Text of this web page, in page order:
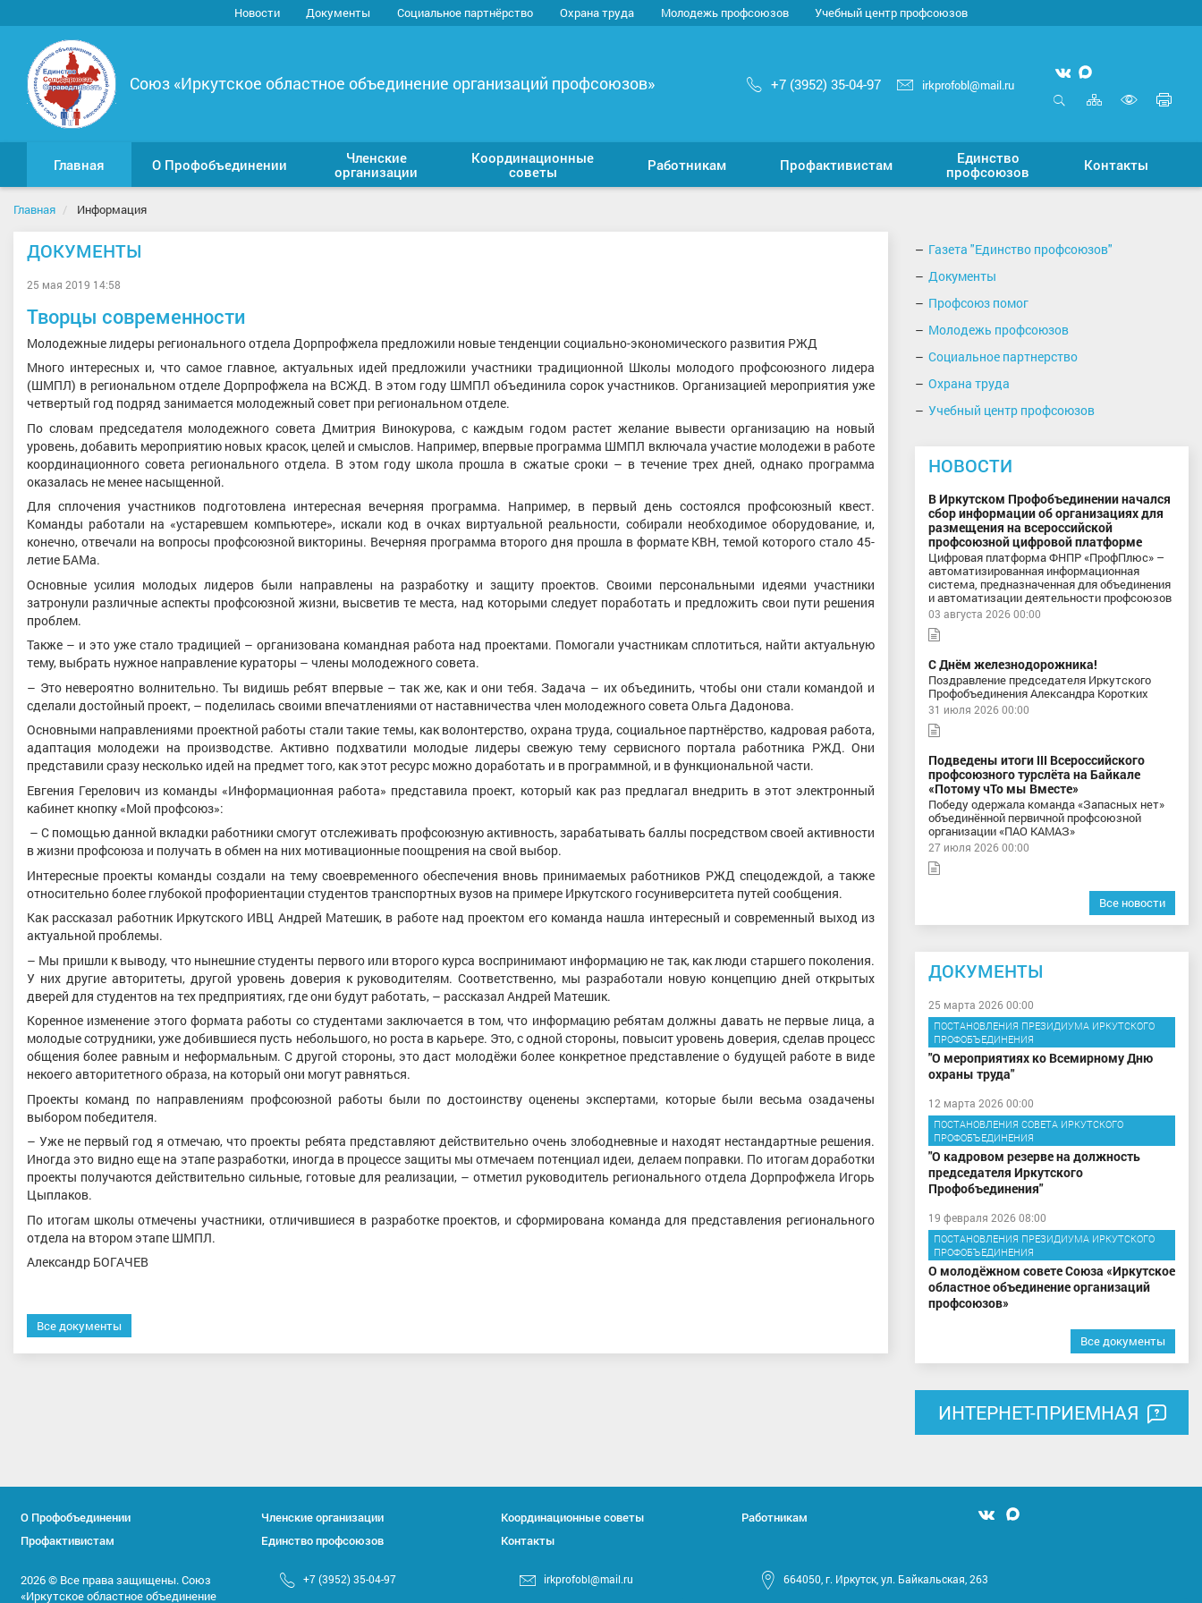
Новости Документы Социальное партнёрство Охрана труда Молодежь профсоюзов Учебный центр профсоюзов
Союз «Иркутское областное объединение организаций профсоюзов» +7 (3952) 35-04-97 irkprofobl@mail.ru Мы
вконтакте
Мы
MAX
Карта
сайта
для
Главная О Профобъединении
Членские
организации
Координационные
советы
Работникам Профактивистам
Единство
профсоюзов
Контакты
Главная Информация
ДОКУМЕНТЫ
25 мая 2019 14:58
Творцы современности
Молодежные лидеры регионального отдела Дорпрофжела предложили новые тенденции социально-экономического развития РЖД
Много интересных и, что самое главное, актуальных идей предложили участники традиционной Школы молодого профсоюзного лидера
(ШМПЛ) в региональном отделе Дорпрофжела на ВСЖД. В этом году ШМПЛ объединила сорок участников. Организацией мероприятия уже
четвертый год подряд занимается молодежный совет при региональном отделе.
По словам председателя молодежного совета Дмитрия Винокурова, с каждым годом растет желание вывести организацию на новый
уровень, добавить мероприятию новых красок, целей и смыслов. Например, впервые программа ШМПЛ включала участие молодежи в работе
координационного совета регионального отдела. В этом году школа прошла в сжатые сроки – в течение трех дней, однако программа
оказалась не менее насыщенной.
Для сплочения участников подготовлена интересная вечерняя программа. Например, в первый день состоялся профсоюзный квест.
Команды работали на «устаревшем компьютере», искали код в очках виртуальной реальности, собирали необходимое оборудование, и,
конечно, отвечали на вопросы профсоюзной викторины. Вечерняя программа второго дня прошла в формате КВН, темой которого стало 45-
летие БАМа.
Основные усилия молодых лидеров были направлены на разработку и защиту проектов. Своими персональными идеями участники
затронули различные аспекты профсоюзной жизни, высветив те места, над которыми следует поработать и предложить свои пути решения
проблем.
Также – и это уже стало традицией – организована командная работа над проектами. Помогали участникам сплотиться, найти актуальную
тему, выбрать нужное направление кураторы – члены молодежного совета.
– Это невероятно волнительно. Ты видишь ребят впервые – так же, как и они тебя. Задача – их объединить, чтобы они стали командой и
сделали достойный проект, – поделилась своими впечатлениями от наставничества член молодежного совета Ольга Дадонова.
Основными направлениями проектной работы стали такие темы, как волонтерство, охрана труда, социальное партнёрство, кадровая работа,
адаптация молодежи на производстве. Активно подхватили молодые лидеры свежую тему сервисного портала работника РЖД. Они
представили сразу несколько идей на предмет того, как этот ресурс можно доработать и в программной, и в функциональной части.
Евгения Герелович из команды «Информационная работа» представила проект, который как раз предлагал внедрить в этот электронный
кабинет кнопку «Мой профсоюз»:
– С помощью данной вкладки работники смогут отслеживать профсоюзную активность, зарабатывать баллы посредством своей активности
в жизни профсоюза и получать в обмен на них мотивационные поощрения на свой выбор.
Интересные проекты команды создали на тему своевременного обеспечения вновь принимаемых работников РЖД спецодеждой, а также
относительно более глубокой профориентации студентов транспортных вузов на примере Иркутского госуниверситета путей сообщения.
Как рассказал работник Иркутского ИВЦ Андрей Матешик, в работе над проектом его команда нашла интересный и современный выход из
актуальной проблемы.
– Мы пришли к выводу, что нынешние студенты первого или второго курса воспринимают информацию не так, как люди старшего поколения.
У них другие авторитеты, другой уровень доверия к руководителям. Соответственно, мы разработали новую концепцию дней открытых
дверей для студентов на тех предприятиях, где они будут работать, – рассказал Андрей Матешик.
Коренное изменение этого формата работы со студентами заключается в том, что информацию ребятам должны давать не первые лица, а
молодые сотрудники, уже добившиеся пусть небольшого, но роста в карьере. Это, с одной стороны, повысит уровень доверия, сделав процесс
общения более равным и неформальным. С другой стороны, это даст молодёжи более конкретное представление о будущей работе в виде
некоего авторитетного образа, на который они могут равняться.
Проекты команд по направлениям профсоюзной работы были по достоинству оценены экспертами, которые были весьма озадачены
выбором победителя.
– Уже не первый год я отмечаю, что проекты ребята представляют действительно очень злободневные и находят нестандартные решения.
Иногда это видно еще на этапе разработки, иногда в процессе защиты мы отмечаем потенциал идеи, делаем поправки. По итогам доработки
проекты получаются действительно сильные, готовые для реализации, – отметил руководитель регионального отдела Дорпрофжела Игорь
Цыплаков.
По итогам школы отмечены участники, отличившиеся в разработке проектов, и сформирована команда для представления регионального
отдела на втором этапе ШМПЛ.
Александр БОГАЧЕВ
Все документы
Газета "Единство профсоюзов"
Документы
Профсоюз помог
Молодежь профсоюзов
Социальное партнерство
Охрана труда
Учебный центр профсоюзов
НОВОСТИ
В Иркутском Профобъединении начался
сбор информации об организациях для
размещения на всероссийской
профсоюзной цифровой платформе
Цифровая платформа ФНПР «ПрофПлюс» –
автоматизированная информационная
система, предназначенная для объединения
и автоматизации деятельности профсоюзов
03 августа 2026 00:00
С Днём железнодорожника!
Поздравление председателя Иркутского
Профобъединения Александра Коротких
31 июля 2026 00:00
Подведены итоги III Всероссийского
профсоюзного турслёта на Байкале
«Потому чТо мы Вместе»
Победу одержала команда «Запасных нет»
объединённой первичной профсоюзной
организации «ПАО КАМАЗ»
27 июля 2026 00:00
Все новости
ДОКУМЕНТЫ
25 марта 2026 00:00
ПОСТАНОВЛЕНИЯ ПРЕЗИДИУМА ИРКУТСКОГО
ПРОФОБЪЕДИНЕНИЯ
"О мероприятиях ко Всемирному Дню
охраны труда"
12 марта 2026 00:00
ПОСТАНОВЛЕНИЯ СОВЕТА ИРКУТСКОГО
ПРОФОБЪЕДИНЕНИЯ
"О кадровом резерве на должность
председателя Иркутского
Профобъединения"
19 февраля 2026 08:00
ПОСТАНОВЛЕНИЯ ПРЕЗИДИУМА ИРКУТСКОГО
ПРОФОБЪЕДИНЕНИЯ
О молодёжном совете Союза «Иркутское
областное объединение организаций
профсоюзов»
Все документы
ИНТЕРНЕТ-ПРИЕМНАЯ
О Профобъединении Членские организации Координационные советы
Работникам
Профактивистам
Единство профсоюзов Контакты
Мы Мы
2026 © Все права защищены. Союз
«Иркутское областное объединение
+7 (3952) 35-04-97 irkprofobl@mail.ru 664050, г. Иркутск, ул. Байкальская, 263